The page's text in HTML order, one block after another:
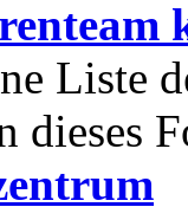
Liste
dieses